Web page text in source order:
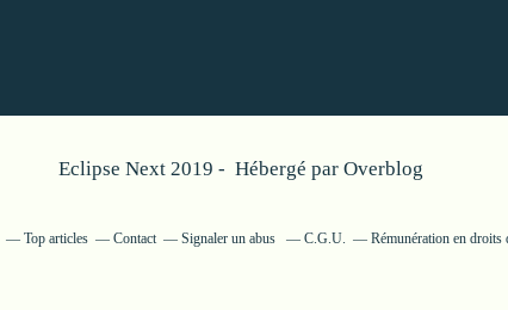
Eclipse Next 2019 - Hébergé par Overblog
Top articles Contact Signaler un abus C.G.U. Rémunération en droits